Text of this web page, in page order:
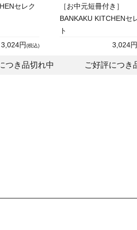
セレク
3,024円(税込)
つき品切れ中
［お中元短冊付き］
BANKAKU KITCHENセ
ト
3,024円
ご好評につき